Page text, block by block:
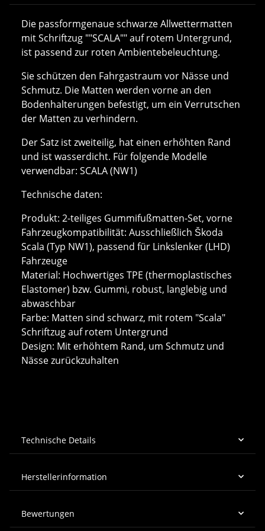
Die passformgenaue schwarze Allwettermatten
mit Schriftzug ""SCALA"" auf rotem Untergrund,
ist passend zur roten Ambientebeleuchtung.
Sie schützen den Fahrgastraum vor Nässe und
Schmutz. Die Matten werden vorne an den
Bodenhalterungen befestigt, um ein Verrutschen
der Matten zu verhindern.
Der Satz ist zweiteilig, hat einen erhöhten Rand
und ist wasserdicht. Für folgende Modelle
verwendbar: SCALA (NW1)
Technische daten:
Produkt: 2-teiliges Gummifußmatten-Set, vorne
Fahrzeugkompatibilität: Ausschließlich Škoda
Scala (Typ NW1), passend für Linkslenker (LHD)
Fahrzeuge
Material: Hochwertiges TPE (thermoplastisches
Elastomer) bzw. Gummi, robust, langlebig und
abwaschbar
Farbe: Matten sind schwarz, mit rotem "Scala"
Schriftzug auf rotem Untergrund
Design: Mit erhöhtem Rand, um Schmutz und
Nässe zurückzuhalten
Technische Details
Herstellerinformation
Bewertungen